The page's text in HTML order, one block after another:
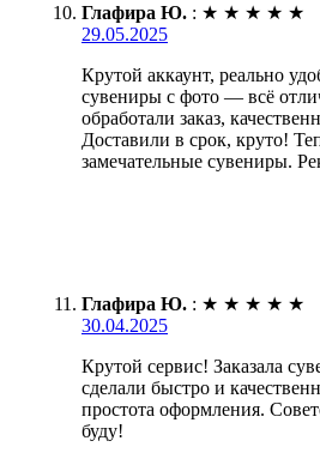
Глафира Ю. : ★ ★ ★ ★ ★
29.05.2025
Крутой аккаунт, реально
сувениры с фото — всё
обработали заказ,
Доставили в срок, круто!
замечательные сувениры.
Глафира Ю. : ★ ★ ★ ★ ★
30.04.2025
Крутой сервис! Заказала
сделали быстро и
простота оформления.
буду!